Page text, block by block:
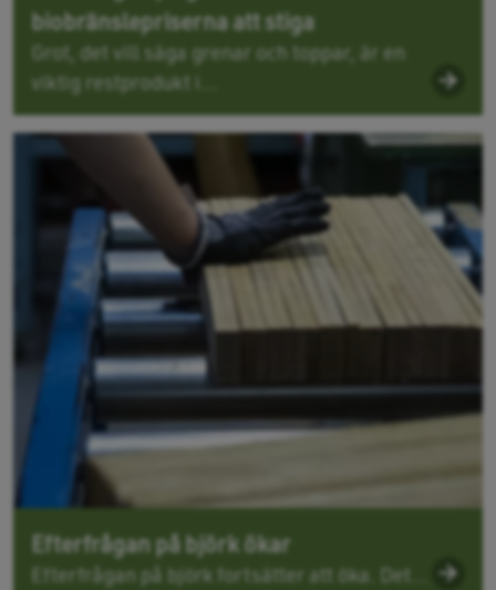
biobränslepriserna att stiga
Grot, det vill säga grenar och toppar, är en
viktig restprodukt i...
Efterfrågan på björk ökar
Efterfrågan på björk fortsätter att öka. Det...